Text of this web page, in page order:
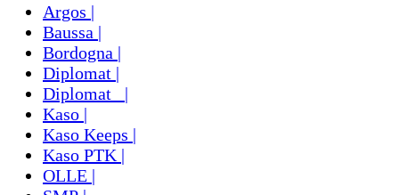
Argos |
Baussa |
Bordogna |
Diplomat |
Diplomat_ |
Kaso |
Kaso Keeps |
Kaso PTK |
OLLE |